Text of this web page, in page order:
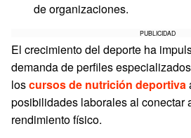
de organizaciones.
PUBLICIDAD
El crecimiento del deporte ha
demanda de perfiles
loscursos de nutrición deportiva
posibilidades laborales al conectar
rendimiento físico.